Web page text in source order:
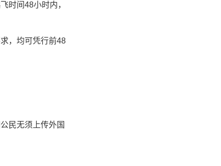
时间48小时内，
，均可凭行前48
民无须上传外国